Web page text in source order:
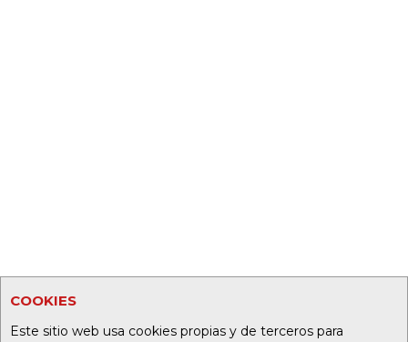
COOKIES
Este sitio web usa cookies propias y de terceros para